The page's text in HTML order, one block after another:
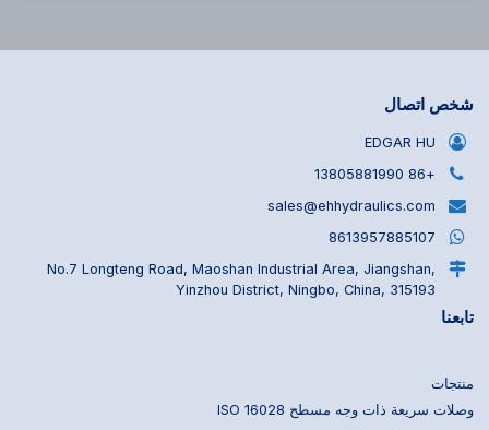
شخص اتصال
EDGAR HU
+86 13805881990
sales@ehhydraulics.com
8613957885107
No.7 Longteng Road, Maoshan Industrial Area, Jiangshan,
Yinzhou District, Ningbo, China, 315193
تابعنا
منتجات
وصلات سريعة ذات وجه مسطح ISO 16028